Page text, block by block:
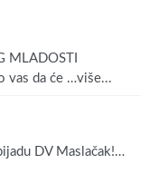
MLADOSTI
vas da će …više...
DV Maslačak!…